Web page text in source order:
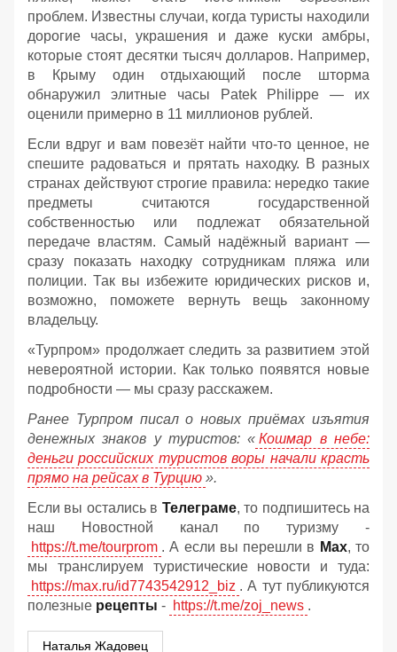
проблем. Известны случаи, когда туристы находили
дорогие часы, украшения и даже куски амбры,
которые стоят десятки тысяч долларов. Например,
в Крыму один отдыхающий после шторма
обнаружил элитные часы Patek Philippe — их
оценили примерно в 11 миллионов рублей.
Если вдруг и вам повезёт найти что‑то ценное, не
спешите радоваться и прятать находку. В разных
странах действуют строгие правила: нередко такие
предметы считаются государственной
собственностью или подлежат обязательной
передаче властям. Самый надёжный вариант —
сразу показать находку сотрудникам пляжа или
полиции. Так вы избежите юридических рисков и,
возможно, поможете вернуть вещь законному
владельцу.
«Турпром» продолжает следить за развитием этой
невероятной истории. Как только появятся новые
подробности — мы сразу расскажем.
Ранее Турпром писал о новых приёмах изъятия
денежных знаков у туристов: « Кошмар в небе:
деньги российских туристов воры начали красть
прямо на рейсах в Турцию ».
Если вы остались в Телеграме, то подпишитесь на
наш Новостной канал по туризму -
https://t.me/tourprom . А если вы перешли в Мах, то
мы транслируем туристические новости и туда:
https://max.ru/id7743542912_biz . А тут публикуются
полезные рецепты - https://t.me/zoj_news .
Наталья Жадовец